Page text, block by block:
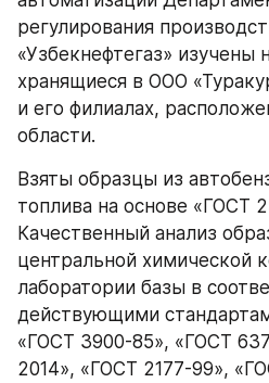
регулирования
«Узбекнефтегаз» изучены
хранящиеся в ООО
и его филиалах,
области.
Взяты образцы из
топлива на основе «ГОСТ
Качественный анализ
центральной химической
лаборатории базы в
действующими
«ГОСТ 3900-85», «ГОСТ
2014», «ГОСТ 2177-99»,